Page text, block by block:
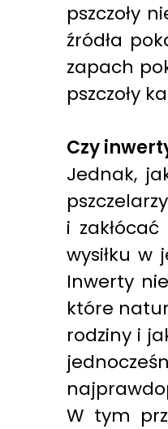
pszczoły
źródła
zapach
pszczoły
Czy
Jednak,
i
wysiłku w
Inwerty
które
rodziny i
W tym